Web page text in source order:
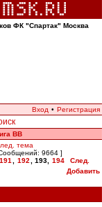
ФК "Спартак" Москва
Вход • Регистрация
ВВ
тема
9664 ]
191 192 193, 194
След.
Добавить